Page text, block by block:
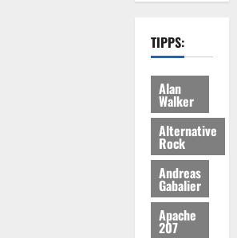
TIPPS:
Alan
Walker
Alternative
Rock
Andreas
Gabalier
Apache
207